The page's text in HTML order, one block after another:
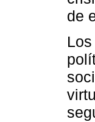
de